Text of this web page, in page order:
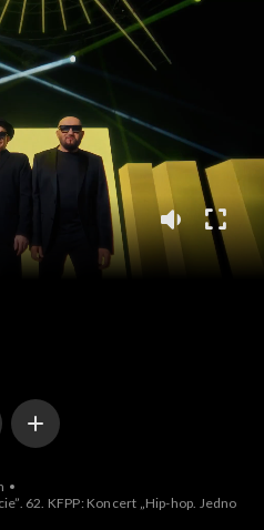
62. KFPP: Koncert „Hip-hop. Jedno